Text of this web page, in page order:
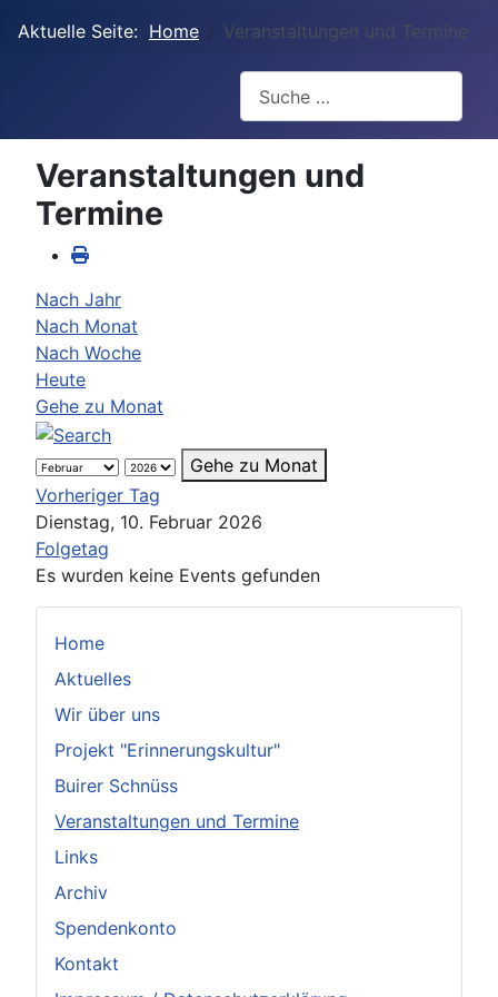
Aktuelle Seite: Home Veranstaltungen und Termine
Home
Aktuelles
Wir über uns
Projekt "Erinnerungskultur"
Buirer Schnüss
Veranstaltungen und Termine
Links
Archiv
Spendenkonto
Kontakt
Veranstaltungen und
Termine
Nach Jahr
Nach Monat
Nach Woche
Heute
Gehe zu Monat
Gehe zu Monat
Vorheriger Tag
Dienstag, 10. Februar 2026
Folgetag
Es wurden keine Events gefunden